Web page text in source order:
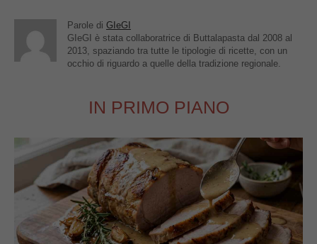
Parole di GIeGI
GIeGI è stata collaboratrice di Buttalapasta dal 2008 al
2013, spaziando tra tutte le tipologie di ricette, con un
occhio di riguardo a quelle della tradizione regionale.
IN PRIMO PIANO